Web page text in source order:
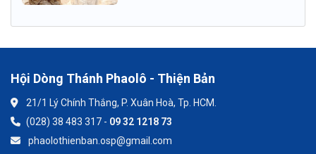
Hội Dòng Thánh Phaolô - Thiện Bản
21/1 Lý Chính Thắng, P. Xuân Hoà, Tp. HCM.
(028) 38 483 317 - 09 32 1218 73
phaolothienban.osp@gmail.com